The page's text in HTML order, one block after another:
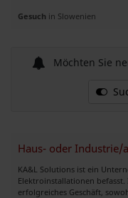
Gesuch in Slowenien
Möchten Sie
KA&L Solutions ist ein
Elektroinstallationen
erfolgreiches Geschäft,